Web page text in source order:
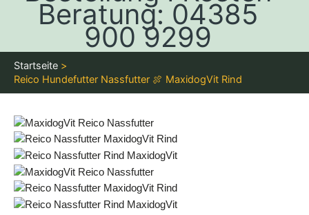
Beratung: 04385
900 9299
Startseite
Reico Hundefutter Nassfutter 🍖 MaxidogVit Rind